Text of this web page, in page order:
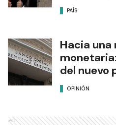
PAÍS
Hacia
del nuevo
OPINIÓN
Ads